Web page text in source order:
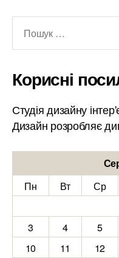
Корисні
Студія дизайну
Дизайн розробляє
Пн
Вт Ср
3
4 5
10
11 12